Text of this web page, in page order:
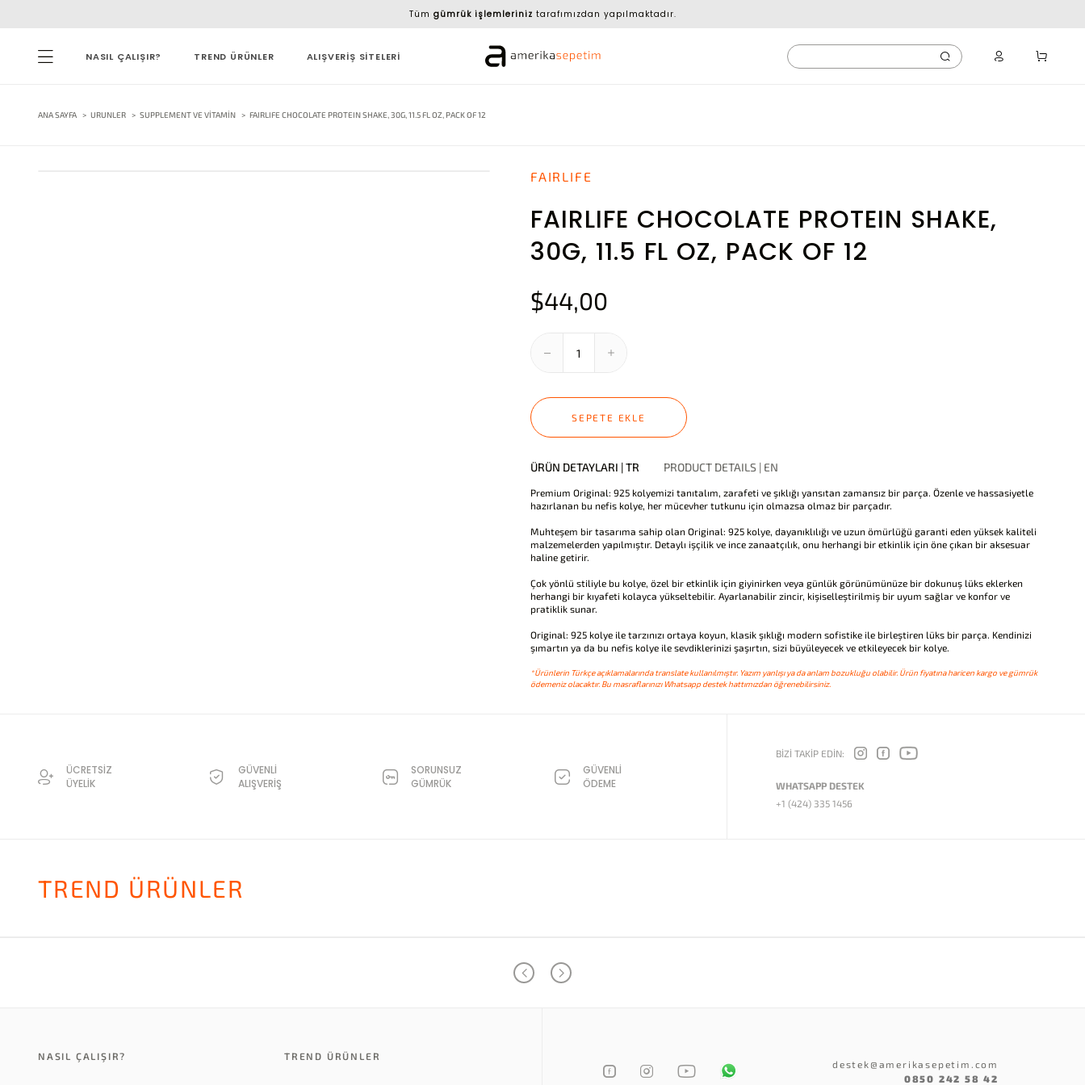
Tüm gümrük işlemleriniz tarafımızdan yapılmaktadır.
NASIL ÇALIŞIR? TREND ÜRÜNLER ALIŞVERİŞ SİTELERİ
ANA SAYFA URUNLER SUPPLEMENT VE VITAMIN FAIRLIFE CHOCOLATE PROTEIN SHAKE, 30G, 11.5 FL OZ, PACK OF 12
FAIRLIFE
FAIRLIFE CHOCOLATE PROTEIN SHAKE,
30G, 11.5 FL OZ, PACK OF 12
$44,00
SEPETE EKLE
ÜRÜN DETAYLARI | TR PRODUCT DETAILS | EN
Premium Original: 925 kolyemizi tanıtalım, zarafeti ve şıklığı yansıtan zamansız bir parça. Özenle ve hassasiyetle
hazırlanan bu nefis kolye, her mücevher tutkunu için olmazsa olmaz bir parçadır.
Muhteşem bir tasarıma sahip olan Original: 925 kolye, dayanıklılığı ve uzun ömürlüğü garanti eden yüksek kaliteli
malzemelerden yapılmıştır. Detaylı işçilik ve ince zanaatçılık, onu herhangi bir etkinlik için öne çıkan bir aksesuar
haline getirir.
Çok yönlü stiliyle bu kolye, özel bir etkinlik için giyinirken veya günlük görünümünüze bir dokunuş lüks eklerken
herhangi bir kıyafeti kolayca yükseltebilir. Ayarlanabilir zincir, kişiselleştirilmiş bir uyum sağlar ve konfor ve
pratiklik sunar.
Original: 925 kolye ile tarzınızı ortaya koyun, klasik şıklığı modern sofistike ile birleştiren lüks bir parça. Kendinizi
şımartın ya da bu nefis kolye ile sevdiklerinizi şaşırtın, sizi büyüleyecek ve etkileyecek bir kolye.
*Ürünlerin Türkçe açıklamalarında translate kullanılmıştır. Yazım yanlışı ya da anlam bozukluğu olabilir. Ürün fiyatına haricen kargo ve gümrük
ödemeniz olacaktır. Bu masraflarınızı Whatsapp destek hattımızdan öğrenebilirsiniz.
ÜCRETSİZ
ÜYELİK
GÜVENLİ
ALIŞVERİŞ
SORUNSUZ
GÜMRÜK
GÜVENLİ
ÖDEME
BİZİ TAKİP EDİN:
WHATSAPP DESTEK
+1 (424) 335 1456
TREND ÜRÜNLER
NASIL ÇALIŞIR? TREND ÜRÜNLER
destek@amerikasepetim.com
0850 242 58 42